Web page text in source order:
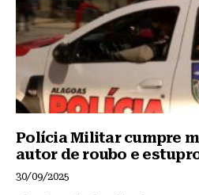
Polícia Militar cumpre
autor de roubo e
30/09/2025